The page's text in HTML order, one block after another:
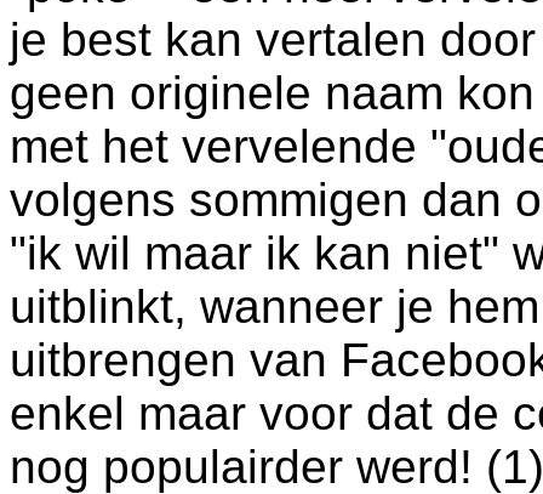
je best kan vertalen
geen originele naam
met het vervelende
volgens sommigen dan
"ik wil maar ik kan niet"
uitblinkt, wanneer je
uitbrengen van
enkel maar voor dat de
nog populairder werd! (1)